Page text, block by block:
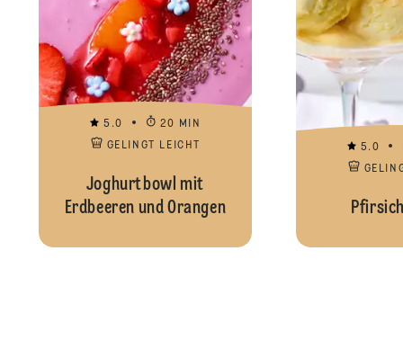
5.0
20 MIN
GELINGT LEICHT
Joghurtbowl mit
Erdbeeren und Orangen
5.0